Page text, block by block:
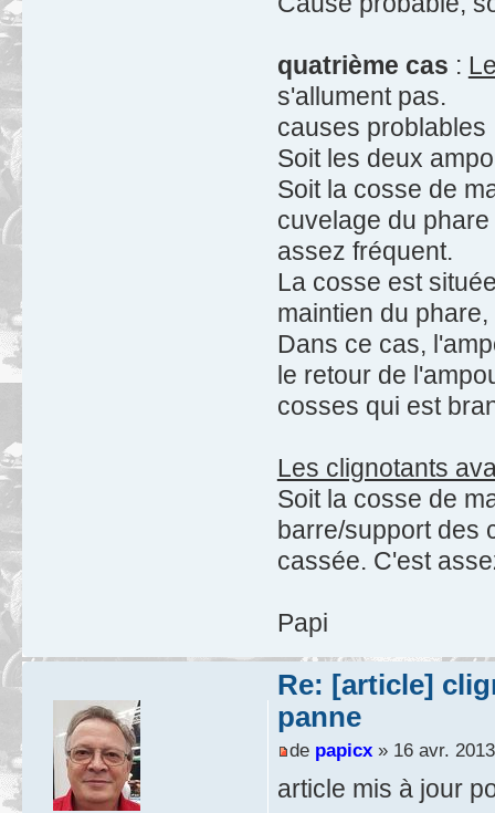
quatrième cas :
s'allument pas.
causes problables
Soit les deux
Soit la cosse de
cuvelage du
assez fréquent.
La cosse est
maintien du
Dans ce cas,
le retour de
cosses qui est
Les clignotants
Soit la cosse de
barre/support des
cassée. C'est
Papi
Re: [article]
panne
de papicx» 16 avr.
article mis à jour